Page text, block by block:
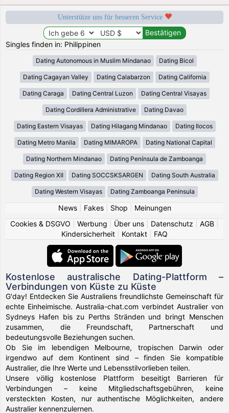
Unterstütze uns für besseren Service
Singles finden in: Philippinen
Dating Autonomous in Muslim Mindanao Dating Bicol
Dating Cagayan Valley Dating Calabarzon Dating California
Dating Caraga Dating Central Luzon Dating Central Visayas
Dating Cordillera Administrative Dating Davao
Dating Eastern Visayas Dating Hilagang Mindanao Dating Ilocos
Dating Metro Manila Dating MIMAROPA Dating National Capital
Dating Northern Mindanao Dating Península de Zamboanga
Dating Region XII Dating SOCCSKSARGEN Dating South Australia
Dating Western Visayas Dating Zamboanga Peninsula
News| Fakes| Shop
Meinungen
Cookies & DSGVO
Werbung Über uns Datenschutz AGB
Kindersicherheit
Kontakt FAQ
Kostenlose australische Dating-Plattform –
Verbindungen von Küste zu Küste
G'day! Entdecken Sie Australiens freundlichste Gemeinschaft für
echte Einheimische. Australia-chat.com verbindet Australier von
Sydneys Hafen bis zu Perths Stränden und bringt Menschen
zusammen, die Freundschaft, Partnerschaft und
bedeutungsvolle Beziehungen suchen.
Ob Sie im lebendigen Melbourne, tropischen Darwin oder
irgendwo auf dem Kontinent sind – finden Sie kompatible
Australier, die Ihre Werte und Lebensstilvorlieben teilen.
Unsere völlig kostenlose Plattform beseitigt Barrieren für
Verbindungen – keine Mitgliedschaftsgebühren, keine
versteckten Kosten, nur authentische Möglichkeiten, andere
Australier kennenzulernen.